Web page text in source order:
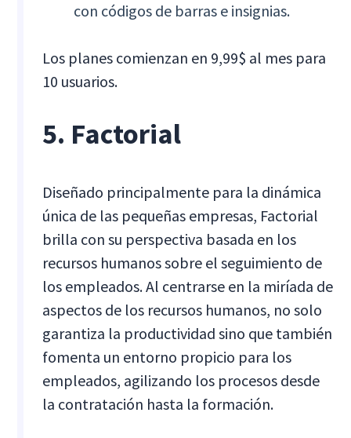
con códigos de barras e insignias.
Los planes comienzan en 9,99$ al mes para
10 usuarios.
5. Factorial
Diseñado principalmente para la dinámica
única de las pequeñas empresas, Factorial
brilla con su perspectiva basada en los
recursos humanos sobre el seguimiento de
los empleados. Al centrarse en la miríada de
aspectos de los recursos humanos, no solo
garantiza la productividad sino que también
fomenta un entorno propicio para los
empleados, agilizando los procesos desde
la contratación hasta la formación.